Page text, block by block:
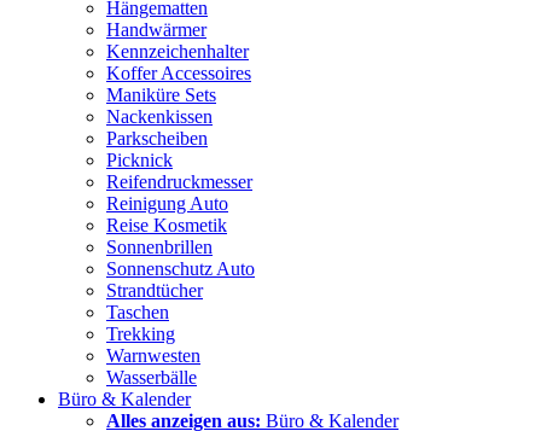
Hängematten
Handwärmer
Kennzeichenhalter
Koffer Accessoires
Maniküre Sets
Nackenkissen
Parkscheiben
Picknick
Reifendruckmesser
Reinigung Auto
Reise Kosmetik
Sonnenbrillen
Sonnenschutz Auto
Strandtücher
Taschen
Trekking
Warnwesten
Wasserbälle
Büro & Kalender
Alles anzeigen aus: Büro & Kalender